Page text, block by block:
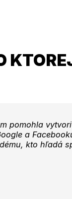
pomohla
a
kto hľadá